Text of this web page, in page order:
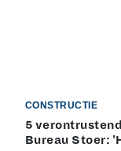
CONSTRUCTIE
5
Bureau Stoer: